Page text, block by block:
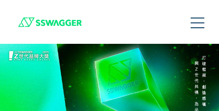
SSwagger Z世代品牌大獎 2025
得獎品牌
品牌故事